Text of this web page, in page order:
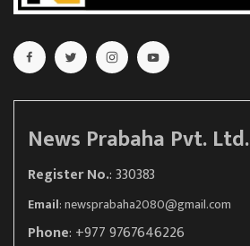
News Prabaha Pvt. Ltd.
Register No.: 330383
Email:newsprabaha2080@gmail.com
Phone: +977 9767646226